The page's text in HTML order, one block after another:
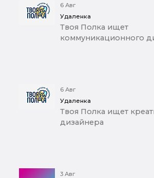
6 Авг
Удаленка
Твоя Полка ищет
коммуникационного
6 Авг
Удаленка
Твоя Полка ищет
дизайнера
3 Авг